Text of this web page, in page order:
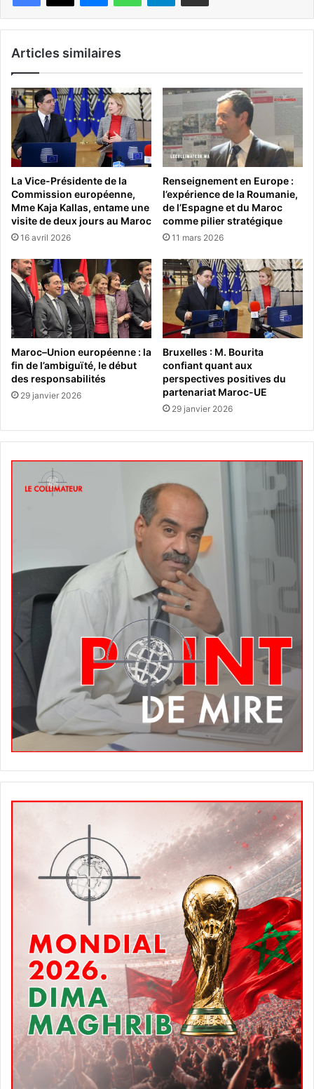
Articles similaires
La Vice-Présidente de la
Commission européenne,
Mme Kaja Kallas, entame une
visite de deux jours au Maroc
16 avril 2026
Renseignement en Europe :
l’expérience de la Roumanie,
de l’Espagne et du Maroc
comme pilier stratégique
11 mars 2026
Maroc–Union européenne : la
fin de l’ambiguïté, le début
des responsabilités
29 janvier 2026
Bruxelles : M. Bourita
confiant quant aux
perspectives positives du
partenariat Maroc-UE
29 janvier 2026